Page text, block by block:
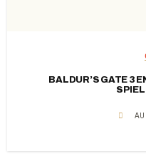
BALDUR’S GATE 3